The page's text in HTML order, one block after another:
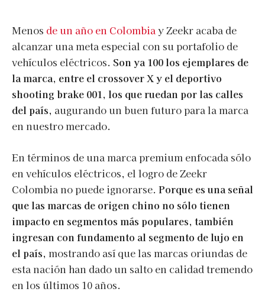
Menos de un año en Colombiay Zeekr acaba de
alcanzar una meta especial con su portafolio de
vehículos eléctricos. Son ya 100 los ejemplares de
la marca, entre el crossover X y el deportivo
shooting brake 001, los que ruedan por las calles
del país, augurando un buen futuro para la marca
en nuestro mercado.
En términos de una marca premium enfocada sólo
en vehículos eléctricos, el logro de Zeekr
Colombia no puede ignorarse. Porque es una señal
que las marcas de origen chino no sólo tienen
impacto en segmentos más populares, también
ingresan con fundamento al segmento de lujo en
el país, mostrando así que las marcas oriundas de
esta nación han dado un salto en calidad tremendo
en los últimos 10 años.